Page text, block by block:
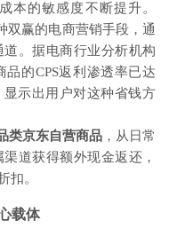
本的敏感度不断提升。
双赢的电商营销手段，通
。据电商行业分析机构
的CPS返利渗透率已达
示出用户对这种省钱方
类京东自营商品 ，从日常
道获得额外现金返还，
扣。
载体